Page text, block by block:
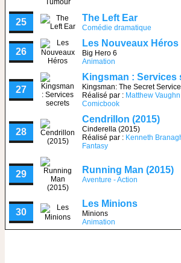
25 The Left Ear
Comédie dramatique
26
Les Nouveaux Héros
Big Hero 6
Animation
27
Kingsman : Services
Kingsman: The Secret Service
Réalisé par : Matthew Vaughn
Comicbook
28
Cendrillon (2015)
Cinderella (2015)
Réalisé par : Kenneth
Fantasy
29 Running Man (2015)
Aventure - Action
30
Les Minions
Minions
Animation